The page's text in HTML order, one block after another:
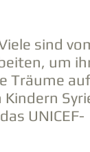
sind
um
Träume
UNICEF-